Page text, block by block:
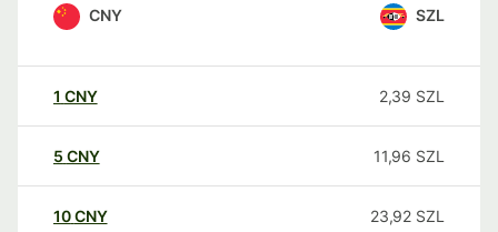
CNY SZL
1 CNY 2,39 SZL
5 CNY 11,96 SZL
10CNY 23,92 SZL